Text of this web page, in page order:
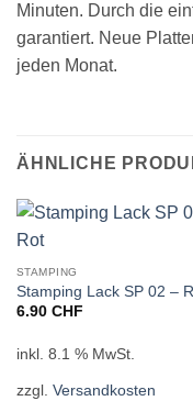
Minuten. Durch die
garantiert. Neue
jeden Monat.
ÄHNLICHE
STAMPING
Stamping Lack SP 02 –
6.90 CHF
inkl. 8.1 % MwSt.
zzgl. Versandkosten